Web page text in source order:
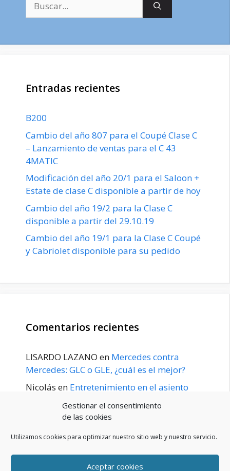
Gestionar el consentimiento
de las cookies
Utilizamos cookies para optimizar nuestro sitio web y nuestro servicio.
Aceptar cookies
Entradas recientes
B200
Cambio del año 807 para el Coupé Clase C
– Lanzamiento de ventas para el C 43
4MATIC
Modificación del año 20/1 para el Saloon +
Estate de clase C disponible a partir de hoy
Cambio del año 19/2 para la Clase C
disponible a partir del 29.10.19
Cambio del año 19/1 para la Clase C Coupé
y Cabriolet disponible para su pedido
Comentarios recientes
LISARDO LAZANO en Mercedes contra
Mercedes: GLC o GLE, ¿cuál es el mejor?
Nicolás en Entretenimiento en el asiento
principios de 2020